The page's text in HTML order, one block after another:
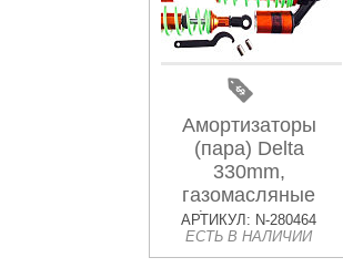
Амортизаторы
(пара) Delta
330mm,
газомасляные
(салатовые
+паутина)
KOMATCU
АРТИКУЛ: N-280464
ЕСТЬ В НАЛИЧИИ